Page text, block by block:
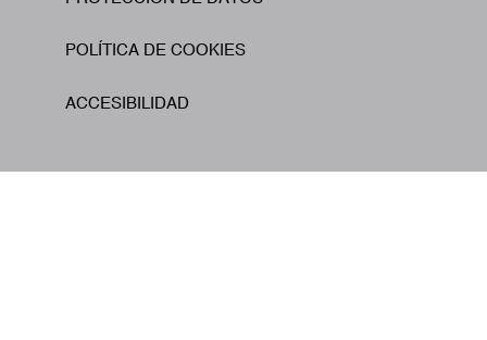
POLÍTICA DE COOKIES
ACCESIBILIDAD